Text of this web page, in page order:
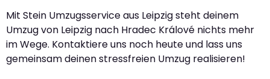
Mit Stein Umzugsservice aus Leipzig steht deinem
Umzug von Leipzig nach Hradec Králové nichts mehr
im Wege. Kontaktiere uns noch heute und lass uns
gemeinsam deinen stressfreien Umzug realisieren!